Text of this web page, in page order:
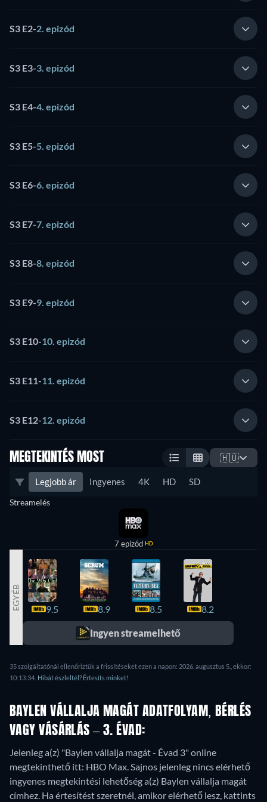
S3 E2-2. epizód
S3 E3-3. epizód
S3 E4-4. epizód
S3 E5-5. epizód
S3 E6-6. epizód
S3 E7-7. epizód
S3 E8-8. epizód
S3 E9-9. epizód
S3 E10-10. epizód
S3 E11-11. epizód
S3 E12-12. epizód
MEGTEKINTÉS MOST 🇭🇺
Legjobb ár Ingyenes 4K HD SD
Streamelés
7 epizód HD
EGYÉB 9.5 8.9 8.5 8.2
Ingyen streamelhető
35 szolgáltatónál ellenőriztük a frissítéseket ezen a napon: 2026. augusztus 5., ekkor:
10:13:34. Hibát észleltél? Értesíts minket!
BAYLEN VÁLLALJA MAGÁT ADATFOLYAM, BÉRLÉS
VAGY VÁSÁRLÁS – 3. ÉVAD:
Jelenleg a(z) "Baylen vállalja magát - Évad 3" online
megtekinthető itt: HBO Max.Sajnos jelenleg nincs elérhető
ingyenes megtekintési lehetőség a(z) Baylen vállalja magát
címhez. Ha értesítést szeretnél, amikor elérhető lesz, kattints